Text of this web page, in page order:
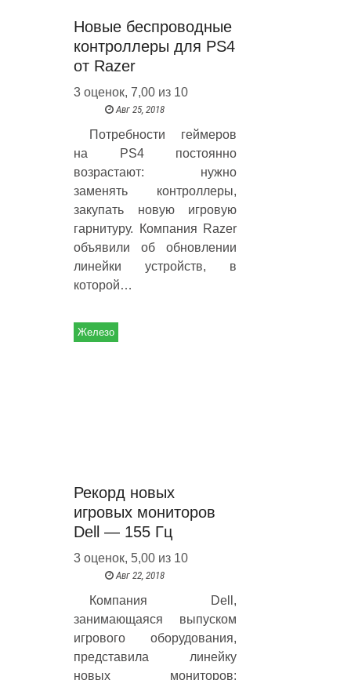
Новые беспроводные
контроллеры для PS4
от Razer
3 оценок, 7,00 из 10
Авг 25, 2018
Потребности геймеров
на PS4 постоянно
возрастают: нужно
заменять контроллеры,
закупать новую игровую
гарнитуру. Компания Razer
объявили об обновлении
линейки устройств, в
которой…
Железо
Рекорд новых
игровых мониторов
Dell — 155 Гц
3 оценок, 5,00 из 10
Авг 22, 2018
Компания Dell,
занимающаяся выпуском
игрового оборудования,
представила линейку
новых мониторов: